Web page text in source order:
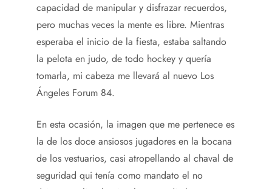
capacidad de manipular y disfrazar recuerdos,
pero muchas veces la mente es libre. Mientras
esperaba el inicio de la fiesta, estaba saltando
la pelota en judo, de todo hockey y quería
tomarla, mi cabeza me llevará al nuevo Los
Ángeles Forum 84.
En esta ocasión, la imagen que me pertenece es
la de los doce ansiosos jugadores en la bocana
de los vestuarios, casi atropellando al chaval de
seguridad qui tenía como mandato el no